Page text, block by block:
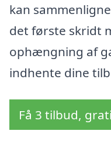
kan
det første skridt
ophængning af
indhente dine
Få 3 tilbud,